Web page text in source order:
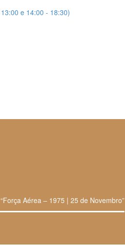
e 14:00 - 18:30)
Aérea – 1975 | 25 de Novembro”